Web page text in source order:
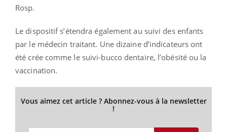
Rosp.
Le dispositif s’étendra également au suivi des enfants
par le médecin traitant. Une dizaine d’indicateurs ont
été crée comme le suivi-bucco dentaire, l’obésité ou la
vaccination.
Vous aimez cet article ? Abonnez-vous à la newsletter
!